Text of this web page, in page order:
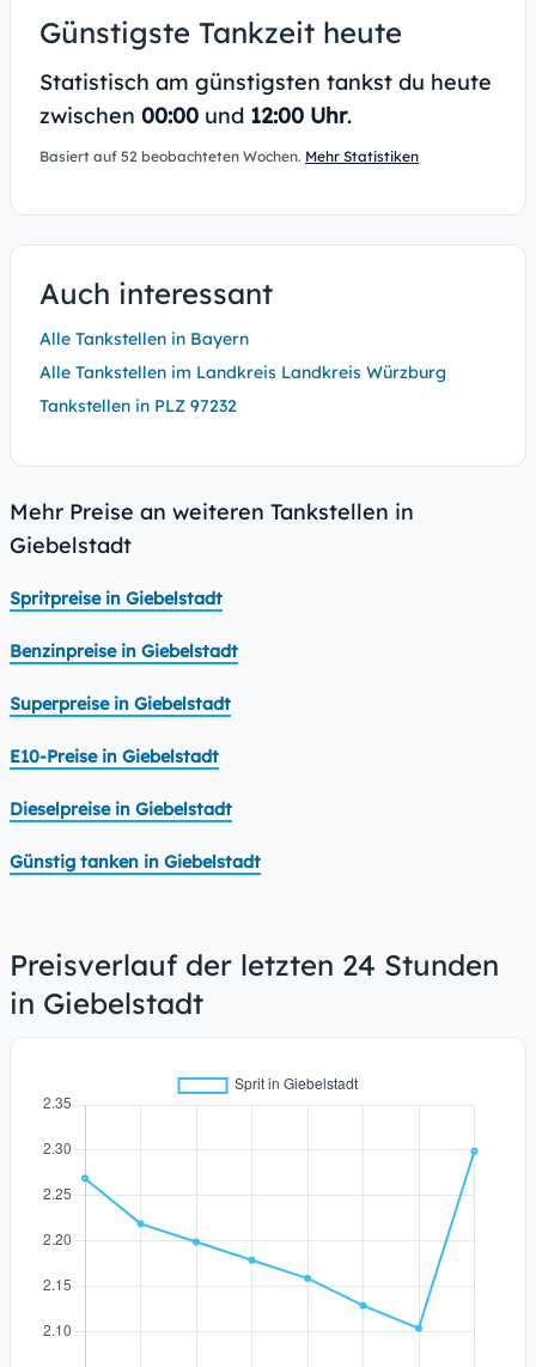
Günstigste Tankzeit heute
Statistisch am günstigsten tankst du heute
zwischen 00:00 und 12:00 Uhr.
Basiert auf 52 beobachteten Wochen. Mehr Statistiken
Auch interessant
Alle Tankstellen in Bayern
Alle Tankstellen im Landkreis Landkreis Würzburg
Tankstellen in PLZ 97232
Mehr Preise an weiteren Tankstellen in
Giebelstadt
Spritpreise in Giebelstadt
Benzinpreise in Giebelstadt
Superpreise in Giebelstadt
E10-Preise in Giebelstadt
Dieselpreise in Giebelstadt
Günstig tanken in Giebelstadt
Preisverlauf der letzten 24 Stunden
in Giebelstadt